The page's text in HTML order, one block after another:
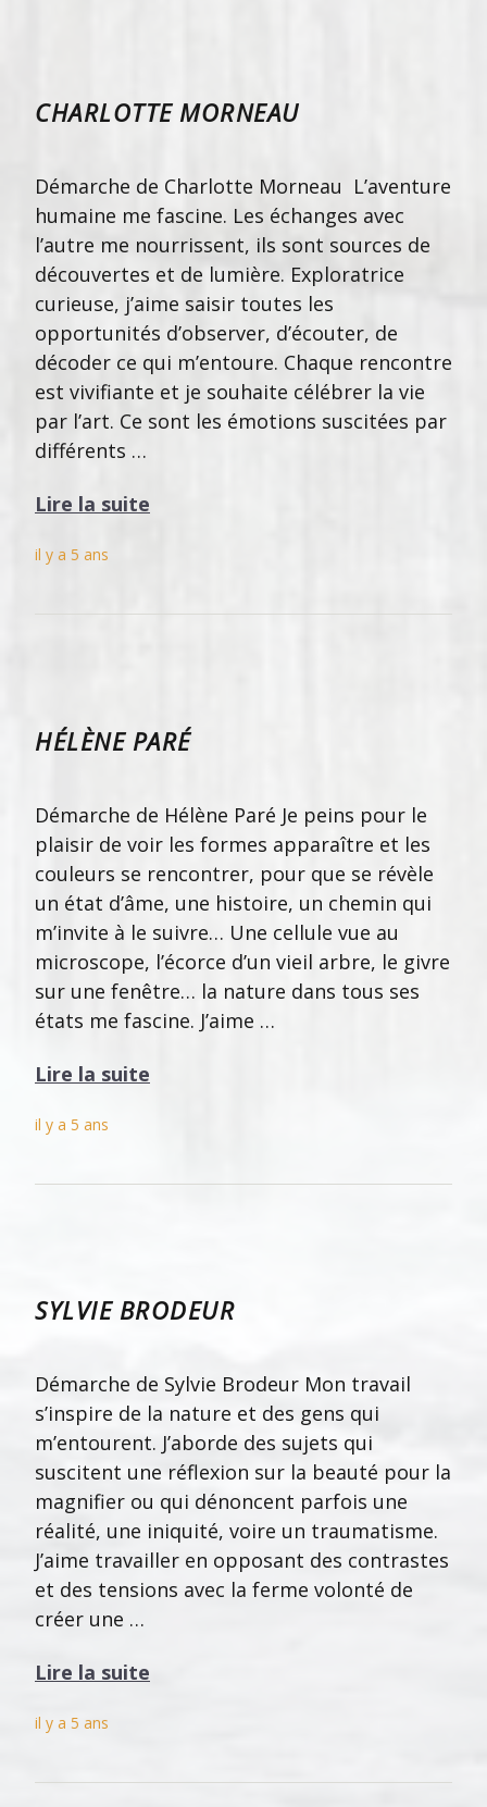
CHARLOTTE MORNEAU
Démarche de Charlotte Morneau L’aventure
humaine me fascine. Les échanges avec
l’autre me nourrissent, ils sont sources de
découvertes et de lumière. Exploratrice
curieuse, j’aime saisir toutes les
opportunités d’observer, d’écouter, de
décoder ce qui m’entoure. Chaque rencontre
est vivifiante et je souhaite célébrer la vie
par l’art. Ce sont les émotions suscitées par
différents …
Lire la suite
il y a 5 ans
HÉLÈNE PARÉ
Démarche de Hélène Paré Je peins pour le
plaisir de voir les formes apparaître et les
couleurs se rencontrer, pour que se révèle
un état d’âme, une histoire, un chemin qui
m’invite à le suivre… Une cellule vue au
microscope, l’écorce d’un vieil arbre, le givre
sur une fenêtre… la nature dans tous ses
états me fascine. J’aime …
Lire la suite
il y a 5 ans
SYLVIE BRODEUR
Démarche de Sylvie Brodeur Mon travail
s’inspire de la nature et des gens qui
m’entourent. J’aborde des sujets qui
suscitent une réflexion sur la beauté pour la
magnifier ou qui dénoncent parfois une
réalité, une iniquité, voire un traumatisme.
J’aime travailler en opposant des contrastes
et des tensions avec la ferme volonté de
créer une …
Lire la suite
il y a 5 ans